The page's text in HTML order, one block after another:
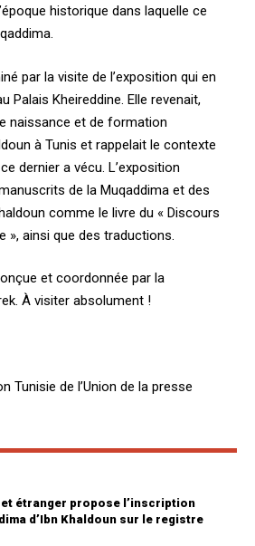
historique dans laquelle ce
par la visite de l’exposition qui en
Palais Kheireddine. Elle revenait,
naissance et de formation
à Tunis et rappelait le contexte
dernier a vécu. L’exposition
de la Muqaddima et des
comme le livre du « Discours
», ainsi que des traductions.
et coordonnée par la
À visiter absolument !
Tunisie de l’Union de la presse
étranger propose l’inscription
d’Ibn Khaldoun sur le registre